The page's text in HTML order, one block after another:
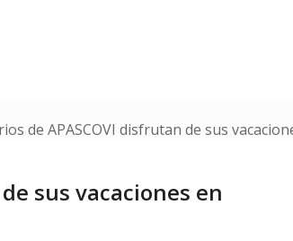
de APASCOVI disfrutan de sus
sus vacaciones en